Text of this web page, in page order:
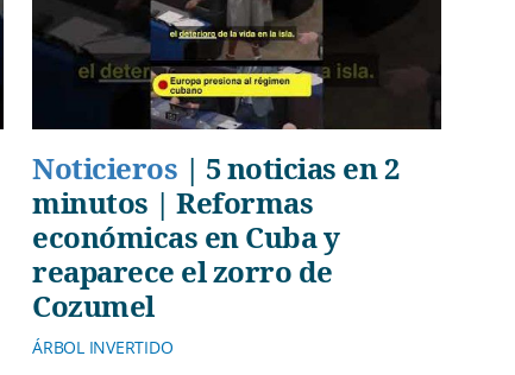
Noticieros | 5 noticias en 2
minutos | Reformas
económicas en Cuba y
reaparece el zorro de
Cozumel
ÁRBOL INVERTIDO